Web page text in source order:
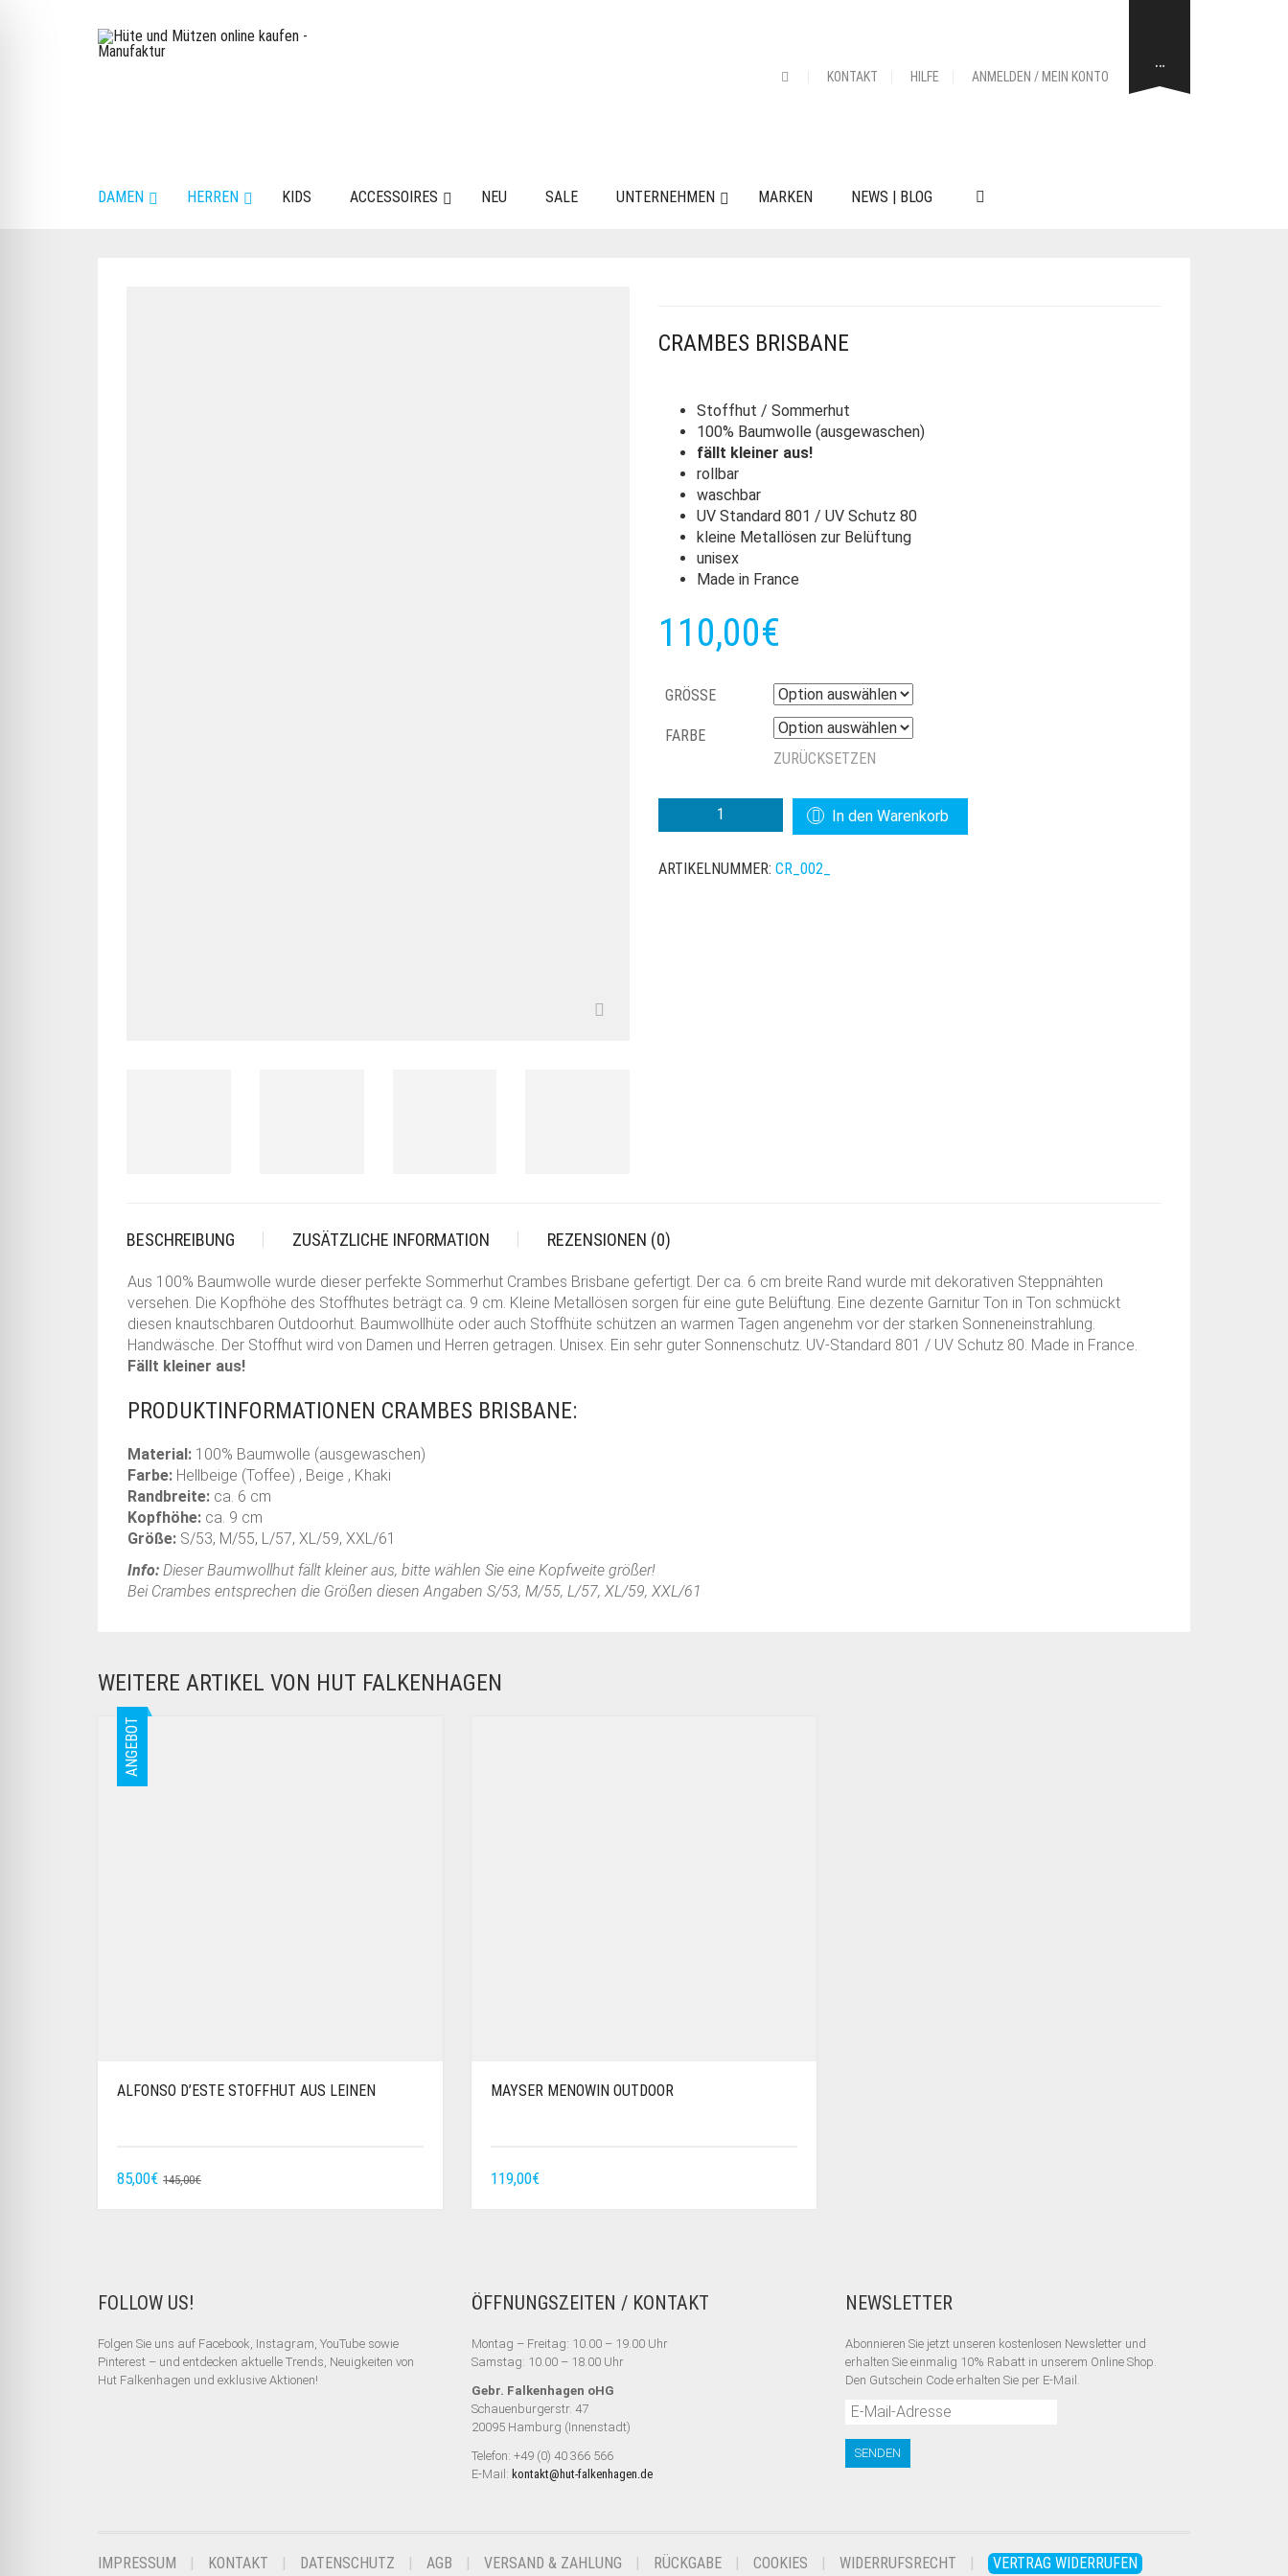
KONTAKT HILFE ANMELDEN / MEIN KONTO
…
DAMEN HERREN KIDS ACCESSOIRES NEU SALE UNTERNEHMEN MARKEN NEWS | BLOG
CRAMBES BRISBANE
Stoffhut / Sommerhut
100% Baumwolle (ausgewaschen)
fällt kleiner aus!
rollbar
waschbar
UV Standard 801 / UV Schutz 80
kleine Metallösen zur Belüftung
unisex
Made in France
110,00€
GRÖSSE
FARBE
ZURÜCKSETZEN
CRAMBES
BRISBANE
In den Warenkorb
ARTIKELNUMMER: CR_002_
BESCHREIBUNG ZUSÄTZLICHE INFORMATION REZENSIONEN (0)
Aus 100% Baumwolle wurde dieser perfekte Sommerhut Crambes Brisbane gefertigt. Der ca. 6 cm breite Rand wurde mit dekorativen Steppnähten
versehen. Die Kopfhöhe des Stoffhutes beträgt ca. 9 cm. Kleine Metallösen sorgen für eine gute Belüftung. Eine dezente Garnitur Ton in Ton schmückt
diesen knautschbaren Outdoorhut. Baumwollhüte oder auch Stoffhüte schützen an warmen Tagen angenehm vor der starken Sonneneinstrahlung.
Handwäsche. Der Stoffhut wird von Damen und Herren getragen. Unisex. Ein sehr guter Sonnenschutz. UV-Standard 801 / UV Schutz 80. Made in France.
Fällt kleiner aus!
PRODUKTINFORMATIONEN CRAMBES BRISBANE:
Material: 100% Baumwolle (ausgewaschen)
Farbe: Hellbeige (Toffee) , Beige , Khaki
Randbreite: ca. 6 cm
Kopfhöhe: ca. 9 cm
Größe: S/53, M/55, L/57, XL/59, XXL/61
Info: Dieser Baumwollhut fällt kleiner aus, bitte wählen Sie eine Kopfweite größer!
Bei Crambes entsprechen die Größen diesen Angaben S/53, M/55, L/57, XL/59, XXL/61
WEITERE ARTIKEL VON HUT FALKENHAGEN
ANGEBOT
ALFONSO D’ESTE STOFFHUT AUS LEINEN
145,00€URSPRÜNGLICHER
85,00€
AKTUELLER
MAYSER MENOWIN OUTDOOR
119,00€
FOLLOW US!
Folgen Sie uns auf Facebook, Instagram, YouTube sowie
Pinterest – und entdecken aktuelle Trends, Neuigkeiten von
Hut Falkenhagen und exklusive Aktionen!
ÖFFNUNGSZEITEN / KONTAKT
Montag – Freitag: 10.00 – 19.00 Uhr
Samstag: 10.00 – 18.00 Uhr
Gebr. Falkenhagen oHG
Schauenburgerstr. 47
20095 Hamburg (Innenstadt)
Telefon: +49 (0) 40 366 566
E-Mail: kontakt@hut-falkenhagen.de
NEWSLETTER
Abonnieren Sie jetzt unseren kostenlosen Newsletter und
erhalten Sie einmalig 10% Rabatt in unserem Online Shop.
Den Gutschein Code erhalten Sie per E-Mail.
IMPRESSUM KONTAKT DATENSCHUTZ AGB VERSAND & ZAHLUNG RÜCKGABE COOKIES WIDERRUFSRECHT VERTRAG WIDERRUFEN